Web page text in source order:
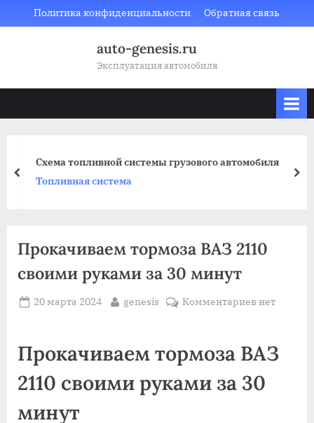
to
Политика конфиденциальности Обратная связь
auto-genesis.ru
Эксплуатация автомобиля
Схема топливной системы грузового автомобиля
Топливная система
prev
Прокачиваем тормоза ВАЗ 2110
своими руками за 30 минут
Posted
20 марта 2024 By
genesis Комментариевк
тормоза
ВАЗ
2110
нет
Прокачиваем тормоза ВАЗ
2110 своими руками за 30
минут